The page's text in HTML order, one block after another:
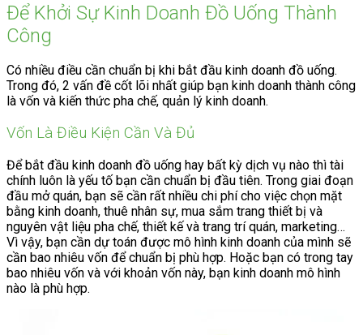
Để Khởi Sự Kinh Doanh Đồ Uống Thành
Công
Có nhiều điều cần chuẩn bị khi bắt đầu kinh doanh đồ uống.
Trong đó, 2 vấn đề cốt lõi nhất giúp bạn kinh doanh thành công
là vốn và kiến thức pha chế, quản lý kinh doanh.
Vốn Là Điều Kiện Cần Và Đủ
Để bắt đầu kinh doanh đồ uống hay bất kỳ dịch vụ nào thì tài
chính luôn là yếu tố bạn cần chuẩn bị đầu tiên. Trong giai đoạn
đầu mở quán, bạn sẽ cần rất nhiều chi phí cho việc chọn mặt
bằng kinh doanh, thuê nhân sự, mua sắm trang thiết bị và
nguyên vật liệu pha chế, thiết kế và trang trí quán, marketing…
Vì vậy, bạn cần dự toán được mô hình kinh doanh của mình sẽ
cần bao nhiêu vốn để chuẩn bị phù hợp. Hoặc bạn có trong tay
bao nhiêu vốn và với khoản vốn này, bạn kinh doanh mô hình
nào là phù hợp.